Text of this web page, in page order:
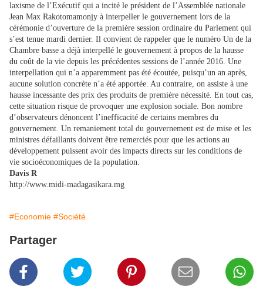
laxisme de l’Exécutif qui a incité le président de l’Assemblée nationale
Jean Max Rakotomamonjy à interpeller le gouvernement lors de la
cérémonie d’ouverture de la première session ordinaire du Parlement qui
s’est tenue mardi dernier. Il convient de rappeler que le numéro Un de la
Chambre basse a déjà interpellé le gouvernement à propos de la hausse
du coût de la vie depuis les précédentes sessions de l’année 2016. Une
interpellation qui n’a apparemment pas été écoutée, puisqu’un an après,
aucune solution concrète n’a été apportée. Au contraire, on assiste à une
hausse incessante des prix des produits de première nécessité. En tout cas,
cette situation risque de provoquer une explosion sociale. Bon nombre
d’observateurs dénoncent l’inefficacité de certains membres du
gouvernement. Un remaniement total du gouvernement est de mise et les
ministres défaillants doivent être remerciés pour que les actions au
développement puissent avoir des impacts directs sur les conditions de
vie socioéconomiques de la population.
Davis R
http://www.midi-madagasikara.mg
#Economie #Société
Partager